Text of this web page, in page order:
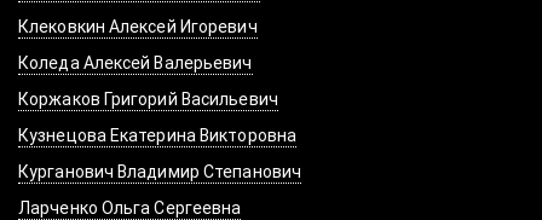
Клековкин Алексей Игоревич
Коледа Алексей Валерьевич
Коржаков Григорий Васильевич
Кузнецова Екатерина Викторовна
Курганович Владимир Степанович
Ларченко Ольга Сергеевна